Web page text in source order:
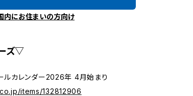
内にお住まいの方向け
ズ▽
ルカレンダー2026年 4月始まり
items/132812906